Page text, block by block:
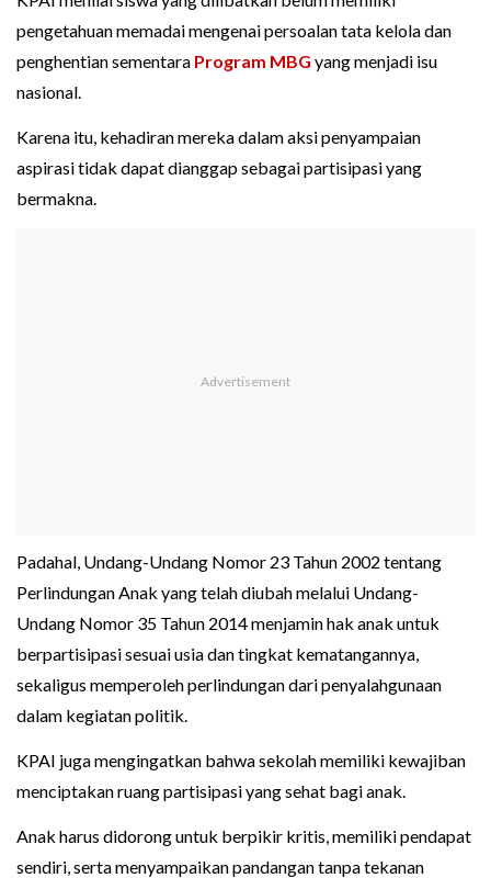
pengetahuan memadai mengenai persoalan tata kelola dan
penghentian sementara Program MBG yang menjadi isu
nasional.
Karena itu, kehadiran mereka dalam aksi penyampaian
aspirasi tidak dapat dianggap sebagai partisipasi yang
bermakna.
Padahal, Undang-Undang Nomor 23 Tahun 2002 tentang
Perlindungan Anak yang telah diubah melalui Undang-
Undang Nomor 35 Tahun 2014 menjamin hak anak untuk
berpartisipasi sesuai usia dan tingkat kematangannya,
sekaligus memperoleh perlindungan dari penyalahgunaan
dalam kegiatan politik.
KPAI juga mengingatkan bahwa sekolah memiliki kewajiban
menciptakan ruang partisipasi yang sehat bagi anak.
Anak harus didorong untuk berpikir kritis, memiliki pendapat
sendiri, serta menyampaikan pandangan tanpa tekanan